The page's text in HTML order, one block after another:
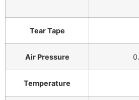
Tear Tape
Air Pressure
Temperature